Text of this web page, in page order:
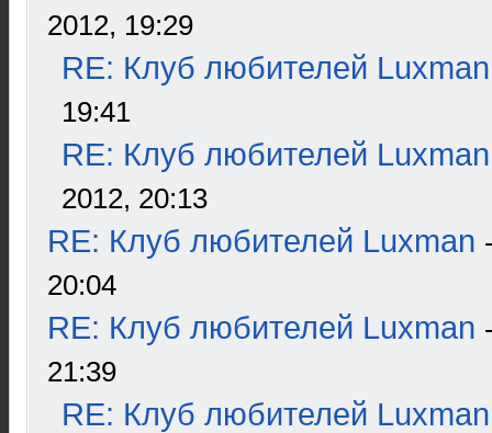
2012, 19:29
RE: Клуб любителей Luxman
19:41
RE: Клуб любителей Luxman
2012, 20:13
RE: Клуб любителей Luxman
20:04
RE: Клуб любителей Luxman
21:39
RE: Клуб любителей Luxman